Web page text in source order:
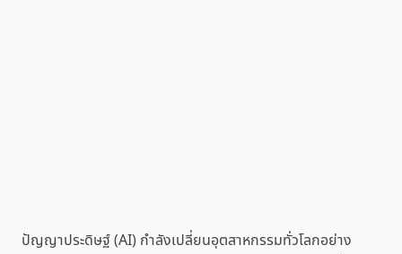
ปัญญาประดิษฐ์ (AI) กำลังเปลี่ยนอุตสาหกรรมทั่วโลกอย่าง